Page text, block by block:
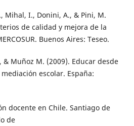
Mihal, I., Donini, A., & Pini, M.
de calidad y mejora de la
Buenos Aires: Teseo.
Muñoz M. (2009). Educar desde
escolar. España:
docente en Chile. Santiago de
de